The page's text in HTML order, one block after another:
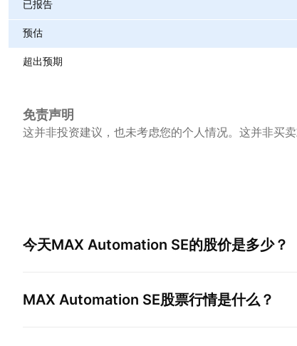
已报告
预估
超出预期
免责声明
这并非投资建议，也未考虑您的个人情况。这并非买卖
今天MAX Automation SE的股价是多少？
MAX Automation SE股票行情是什么？